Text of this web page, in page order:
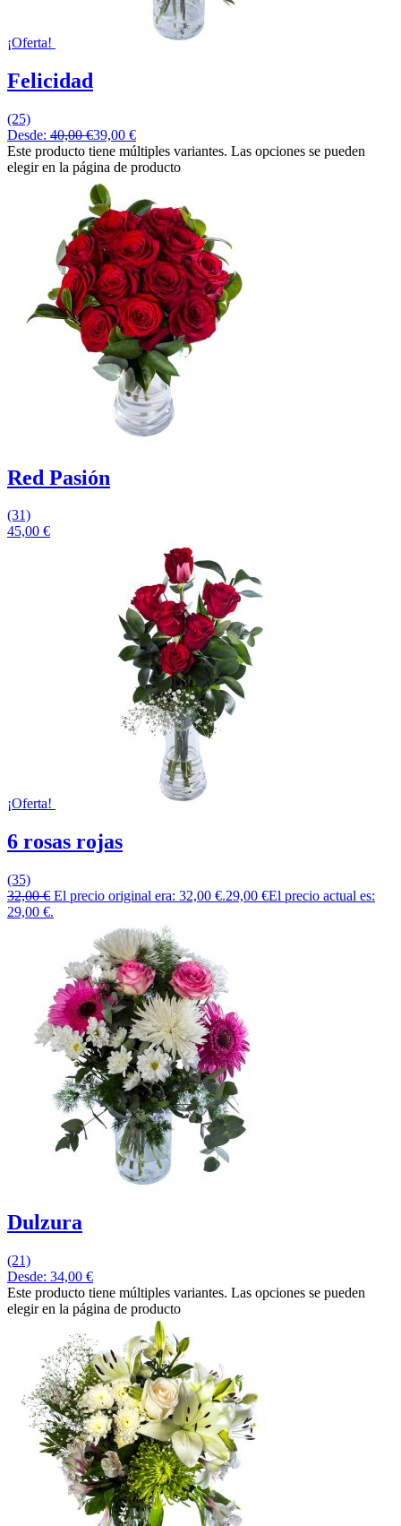
¡Oferta!
Felicidad
(25)
Desde: 40,00€39,00 €
Este producto tiene múltiples variantes. Las opciones se pueden
elegir en la página de producto
Red Pasión
(31)
45,00 €
¡Oferta!
6 rosas rojas
(35)
32,00€ El precio original era: 32,00 €.29,00 €El precio actual es:
29,00 €.
Dulzura
(21)
Desde: 34,00 €
Este producto tiene múltiples variantes. Las opciones se pueden
elegir en la página de producto